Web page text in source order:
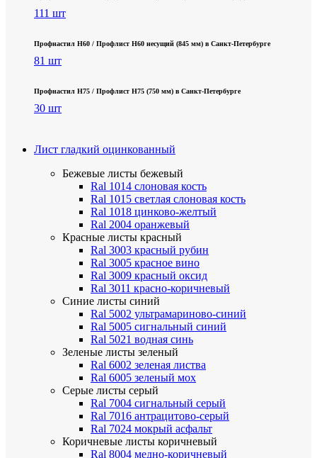
111 шт
Профнастил Н60 / Профлист Н60 несущий (845 мм) в Санкт-Петербурге
81 шт
Профнастил Н75 / Профлист Н75 (750 мм) в Санкт-Петербурге
30 шт
Лист гладкий оцинкованный
Бежевые листы бежевый
Ral 1014 слоновая кость
Ral 1015 светлая слоновая кость
Ral 1018 цинково-желтый
Ral 2004 оранжевый
Красные листы красный
Ral 3003 красный рубин
Ral 3005 красное вино
Ral 3009 красный оксид
Ral 3011 красно-коричневый
Синие листы синий
Ral 5002 ультрамариново-синий
Ral 5005 сигнальный синий
Ral 5021 водная синь
Зеленые листы зеленый
Ral 6002 зеленая листва
Ral 6005 зеленый мох
Серые листы серый
Ral 7004 сигнальный серый
Ral 7016 антрацитово-серый
Ral 7024 мокрый асфальт
Коричневые листы коричневый
Ral 8004 медно-коричневый